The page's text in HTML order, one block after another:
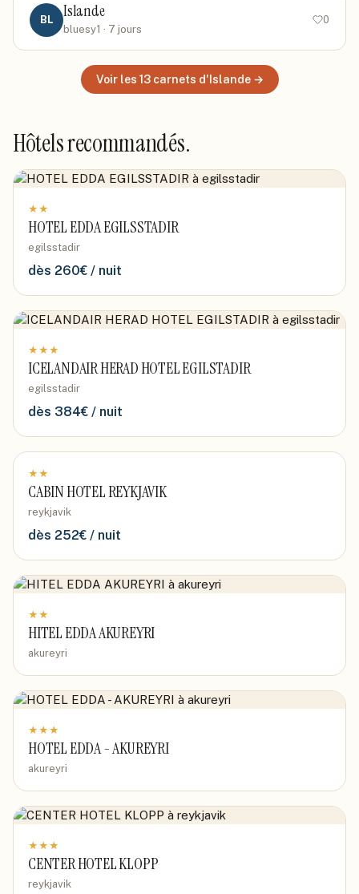
BL Islande
bluesy1 · 7 jours
0
Voir les 13carnets d'Islande→
Hôtels recommandés.
★ ★
HOTEL EDDA EGILSSTADIR
egilsstadir
dès 260€ / nuit
★ ★ ★
ICELANDAIR HERAD HOTEL EGILSTADIR
egilsstadir
dès 384€ / nuit
★ ★
CABIN HOTEL REYKJAVIK
reykjavik
dès 252€ / nuit
★ ★
HITEL EDDA AKUREYRI
akureyri
★ ★ ★
HOTEL EDDA - AKUREYRI
akureyri
★ ★ ★
CENTER HOTEL KLOPP
reykjavik